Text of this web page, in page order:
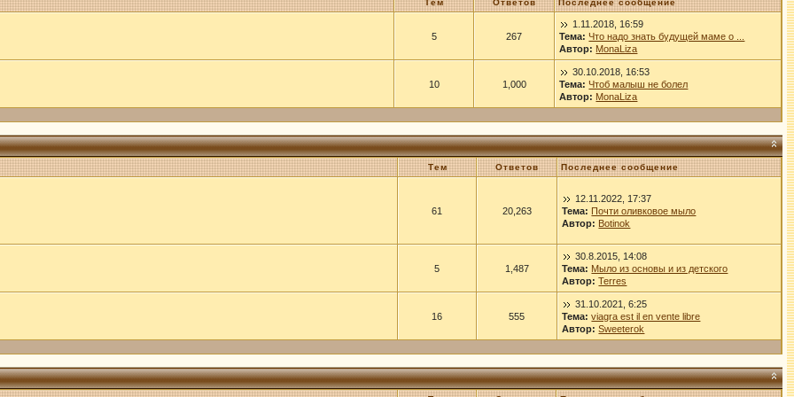
Тем Ответов Последнее сообщение
5 267
1.11.2018, 16:59
Тема: Что надо знать будущей маме о ...
Автор: MonaLiza
10 1,000
30.10.2018, 16:53
Тема: Чтоб малыш не болел
Автор: MonaLiza
Тем Ответов Последнее сообщение
61 20,263
12.11.2022, 17:37
Тема: Почти оливковое мыло
Автор: Botinok
5 1,487
30.8.2015, 14:08
Тема: Мыло из основы и из детского
Автор: Terres
16 555
31.10.2021, 6:25
Тема: viagra est il en vente libre
Автор: Sweeterok